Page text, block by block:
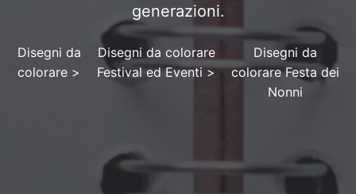
generazioni.
Disegni da
colorare >
Disegni da colorare
Festival ed Eventi >
Disegni da
colorare Festa dei
Nonni